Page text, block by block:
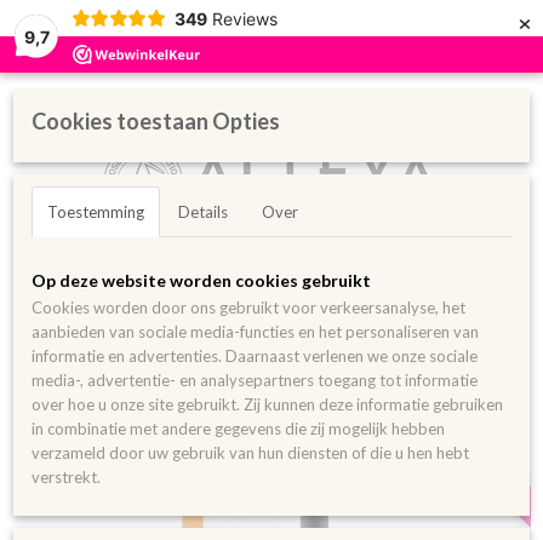
9,7
349 Reviews ×
Home>Pure oliën>Biologische Duindoornolie 50 ml
Ook in 100ml
Cookies toestaan Opties
Toestemming Details Over
Op deze website worden cookies gebruikt
Cookies worden door ons gebruikt voor verkeersanalyse, het
aanbieden van sociale media-functies en het personaliseren van
informatie en advertenties. Daarnaast verlenen we onze sociale
media-, advertentie- en analysepartners toegang tot informatie
over hoe u onze site gebruikt. Zij kunnen deze informatie gebruiken
in combinatie met andere gegevens die zij mogelijk hebben
verzameld door uw gebruik van hun diensten of die u hen hebt
verstrekt.